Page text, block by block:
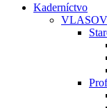
Kaderníctvo